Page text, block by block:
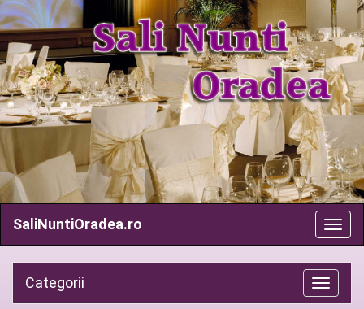
SaliNuntiOradea.ro
Toggle
Categorii